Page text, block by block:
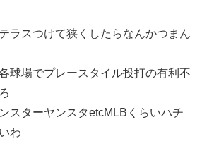
ラスつけて狭くしたらなんかつまん
球場でプレースタイル投打の有利不
スターヤンスタetcMLBくらいハチ
わ